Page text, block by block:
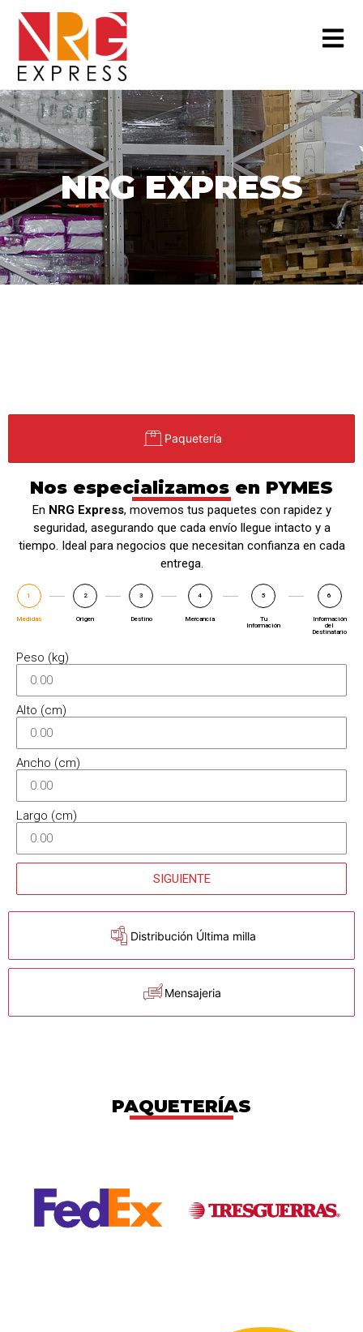
NRG EXPRESS
Paquetería
Distribución Última milla
Mensajeria
Nos especializamos en PYMES
En NRG Express, movemos tus paquetes con rapidez y
seguridad, asegurando que cada envío llegue intacto y a
tiempo. Ideal para negocios que necesitan confianza en cada
entrega.
1
Medidas
2
Origen
3
Destino
4
Mercancía
5
Tu
Información
6
Información
del
Destinatario
Peso (kg)
Alto (cm)
Ancho (cm)
Largo (cm)
SIGUIENTE
PAQUETERÍAS